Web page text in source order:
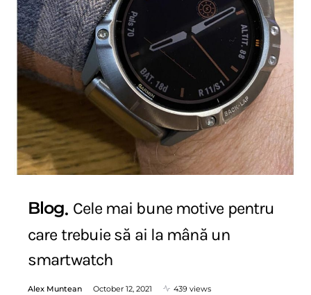
Blog Cele mai bune motive pentru
care trebuie să ai la mână un
smartwatch
Alex Muntean October 12, 2021 439 views